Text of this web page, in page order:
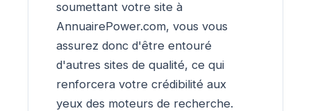
soumettant votre site à
AnnuairePower.com, vous vous
assurez donc d'être entouré
d'autres sites de qualité, ce qui
renforcera votre crédibilité aux
yeux des moteurs de recherche.